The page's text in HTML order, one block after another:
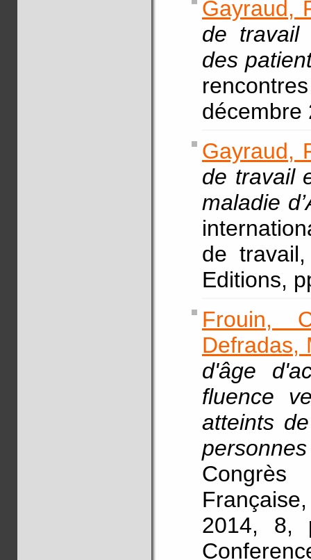
Gayraud,
de travail
des
décembre
Gayraud,
de travail
maladie
de
Editions,
Frouin,
Defradas,
d'âge
fluence
atteints
2014, 8,